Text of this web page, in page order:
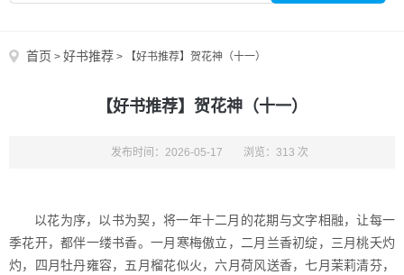
首页 > 好书推荐 > 【好书推荐】贺花神（十一）
【好书推荐】贺花神（十一）
发布时间：2026-05-17 浏览：313 次
以花为序，以书为契，将一年十二月的花期与文字相融，让每一
季花开，都伴一缕书香。一月寒梅傲立，二月兰香初绽，三月桃夭灼
灼，四月牡丹雍容，五月榴花似火，六月荷风送香，七月茉莉清芬，